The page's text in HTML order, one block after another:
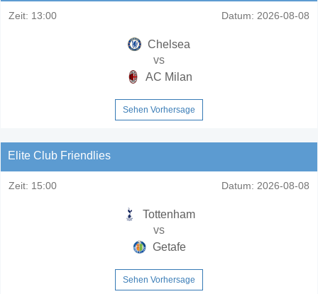
Zeit: 13:00 Datum: 2026-08-08
Chelsea
vs
AC Milan
Sehen Vorhersage
Elite Club Friendlies
Zeit: 15:00 Datum: 2026-08-08
Tottenham
vs
Getafe
Sehen Vorhersage